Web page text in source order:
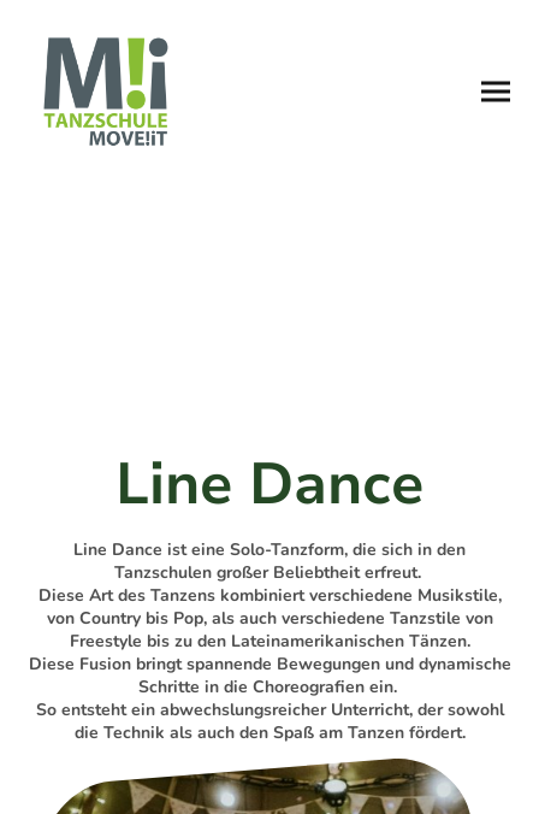
Line Dance
Line Dance ist eine Solo-Tanzform, die sich in den
Tanzschulen großer Beliebtheit erfreut.
Diese Art des Tanzens kombiniert verschiedene Musikstile,
von Country bis Pop, als auch verschiedene Tanzstile von
Freestyle bis zu den Lateinamerikanischen Tänzen.
Diese Fusion bringt spannende Bewegungen und dynamische
Schritte in die Choreografien ein.
So entsteht ein abwechslungsreicher Unterricht, der sowohl
die Technik als auch den Spaß am Tanzen fördert.